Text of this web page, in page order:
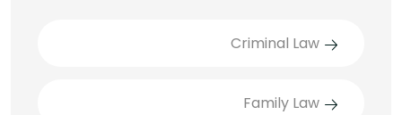
Criminal Law
Family Law